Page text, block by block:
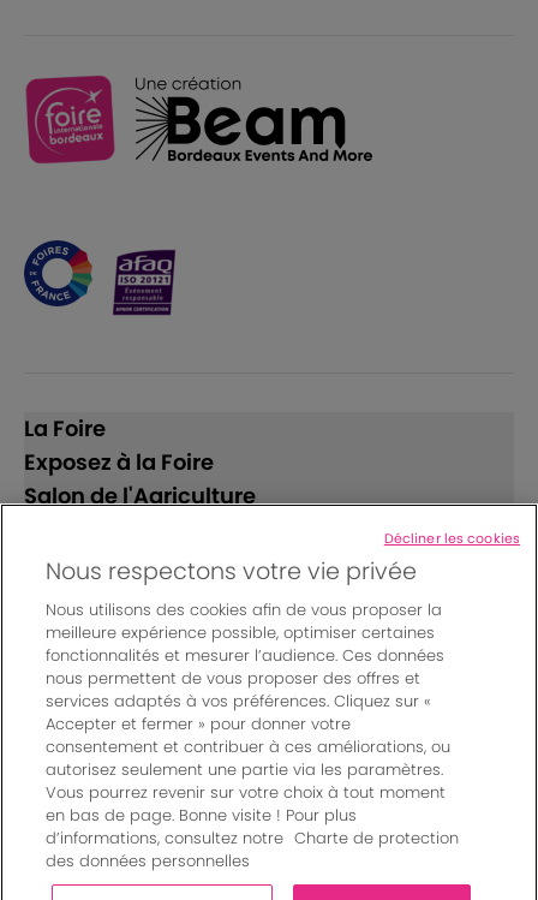
La Foire
Exposez à la Foire
Salon de l'Agriculture
Suivez-nous
© Bordeaux Events And More | Rue Jean Samazeuilh - CS
20088 - 33070 Bordeaux cedex - France
Mentions légales|
Règlement général des manifestations
Un événement organisé par Bordeaux Events And More
Charte de protection des données personnelles
Paramètres des cookies
Nous respectons votre vie privée
Nous utilisons des cookies afin de vous proposer la
meilleure expérience possible, optimiser certaines
fonctionnalités et mesurer l’audience. Ces données
nous permettent de vous proposer des offres et
services adaptés à vos préférences. Cliquez sur «
Accepter et fermer » pour donner votre
consentement et contribuer à ces améliorations, ou
autorisez seulement une partie via les paramètres.
Vous pourrez revenir sur votre choix à tout moment
en bas de page. Bonne visite ! Pour plus
d’informations, consultez notre Charte de protection
des données personnelles
Décliner les cookies